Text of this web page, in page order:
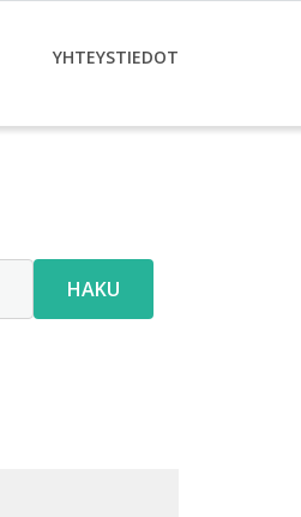
YHTEYSTIEDOT
HAKU